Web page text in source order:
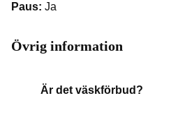
Paus: Ja
Övrig information
Är det väskförbud?